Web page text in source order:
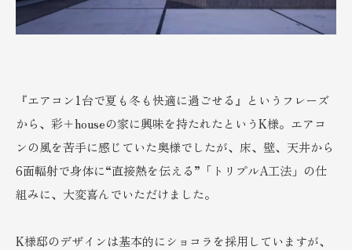
『エアコン1台で夏も冬も快適に過ごせる』というフレーズ
から、彩＋houseの家に興味を持たれたというK様。エアコ
ンの風を苦手に感じていた奥様でしたが、床、壁、天井から
6面輻射で身体に“直接熱を伝える”「トリプルA工法」の仕
組みに、大変喜んでいただけました。
K様邸のデザインは基本的にショコラを採用していますが、